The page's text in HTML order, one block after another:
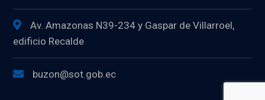
Av. Amazonas N39-234 y Gaspar de Villarroel,
edificio Recalde
buzon@sot.gob.ec